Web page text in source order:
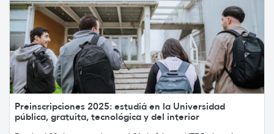
Preinscripciones 2025: estudiá en la Universidad
pública, gratuita, tecnológica y del interior